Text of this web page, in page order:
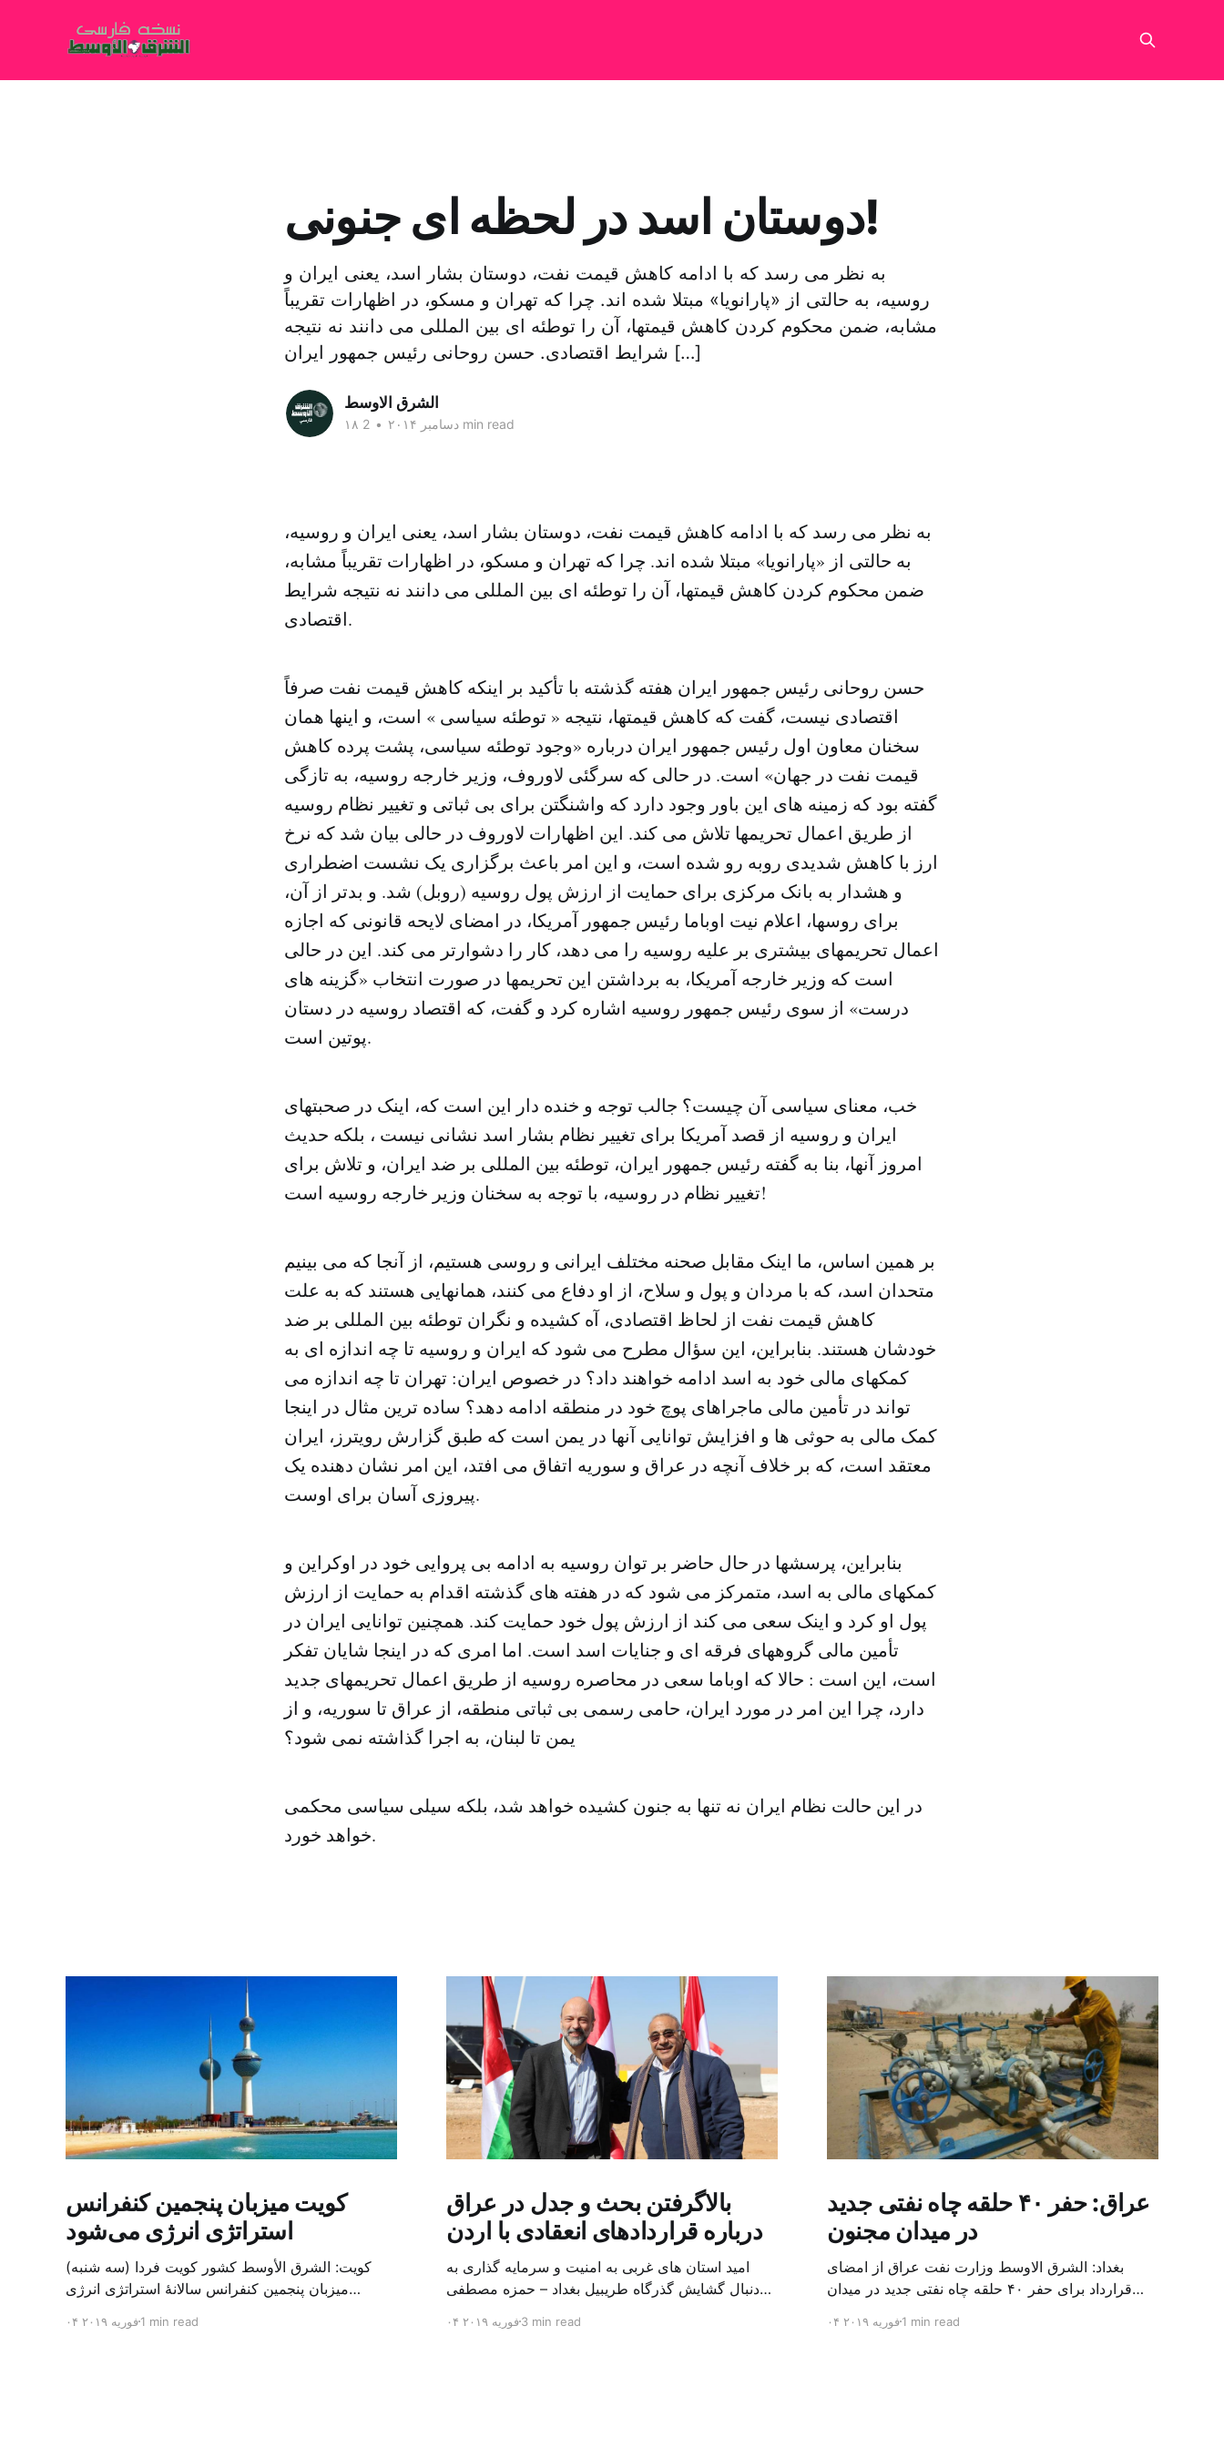
دوستان اسد در لحظه ای جنونی!
به نظر می رسد که با ادامه کاهش قیمت نفت، دوستان بشار اسد، یعنی ایران و
روسیه، به حالتی از «پارانویا» مبتلا شده اند. چرا که تهران و مسکو، در اظهارات تقریباً
مشابه، ضمن محکوم کردن کاهش قیمتها، آن را توطئه ای بین المللی می دانند نه نتیجه
شرایط اقتصادی. حسن روحانی رئیس جمهور ایران […]
الشرق الاوسط
۱۸ دسامبر ۲۰۱۴ • 2 min read
به نظر می رسد که با ادامه کاهش قیمت نفت، دوستان بشار اسد، یعنی ایران و روسیه،
به حالتی از «پارانویا» مبتلا شده اند. چرا که تهران و مسکو، در اظهارات تقریباً مشابه،
ضمن محکوم کردن کاهش قیمتها، آن را توطئه ای بین المللی می دانند نه نتیجه شرایط
اقتصادی.
حسن روحانی رئیس جمهور ایران هفته گذشته با تأکید بر اینکه کاهش قیمت نفت صرفاً
اقتصادی نیست، گفت که کاهش قیمتها، نتیجه « توطئه سیاسی » است، و اینها همان
سخنان معاون اول رئیس جمهور ایران درباره «وجود توطئه سیاسی، پشت پرده کاهش
قیمت نفت در جهان» است. در حالی که سرگئی لاوروف، وزیر خارجه روسیه، به تازگی
گفته بود که زمینه های این باور وجود دارد که واشنگتن برای بی ثباتی و تغییر نظام روسیه
از طریق اعمال تحریمها تلاش می کند. این اظهارات لاوروف در حالی بیان شد که نرخ
ارز با کاهش شدیدی روبه رو شده است، و این امر باعث برگزاری یک نشست اضطراری
و هشدار به بانک مرکزی برای حمایت از ارزش پول روسیه (روبل) شد. و بدتر از آن،
برای روسها، اعلام نیت اوباما رئیس جمهور آمریکا، در امضای لایحه قانونی که اجازه
اعمال تحریمهای بیشتری بر علیه روسیه را می دهد، کار را دشوارتر می کند. این در حالی
است که وزیر خارجه آمریکا، به برداشتن این تحریمها در صورت انتخاب «گزینه های
درست» از سوی رئیس جمهور روسیه اشاره کرد و گفت، که اقتصاد روسیه در دستان
پوتین است.
خب، معنای سیاسی آن چیست؟ جالب توجه و خنده دار این است که، اینک در صحبتهای
ایران و روسیه از قصد آمریکا برای تغییر نظام بشار اسد نشانی نیست ، بلکه حدیث
امروز آنها، بنا به گفته رئیس جمهور ایران، توطئه بین المللی بر ضد ایران، و تلاش برای
تغییر نظام در روسیه، با توجه به سخنان وزیر خارجه روسیه است!
بر همین اساس، ما اینک مقابل صحنه مختلف ایرانی و روسی هستیم، از آنجا که می بینیم
متحدان اسد، که با مردان و پول و سلاح، از او دفاع می کنند، همانهایی هستند که به علت
کاهش قیمت نفت از لحاظ اقتصادی، آه کشیده و نگران توطئه بین المللی بر ضد
خودشان هستند. بنابراین، این سؤال مطرح می شود که ایران و روسیه تا چه اندازه ای به
کمکهای مالی خود به اسد ادامه خواهند داد؟ در خصوص ایران: تهران تا چه اندازه می
تواند در تأمین مالی ماجراهای پوچ خود در منطقه ادامه دهد؟ ساده ترین مثال در اینجا
کمک مالی به حوثی ها و افزایش توانایی آنها در یمن است که طبق گزارش رویترز، ایران
معتقد است، که بر خلاف آنچه در عراق و سوریه اتفاق می افتد، این امر نشان دهنده یک
پیروزی آسان برای اوست.
بنابراین، پرسشها در حال حاضر بر توان روسیه به ادامه بی پروایی خود در اوکراین و
کمکهای مالی به اسد، متمرکز می شود که در هفته های گذشته اقدام به حمایت از ارزش
پول او کرد و اینک سعی می کند از ارزش پول خود حمایت کند. همچنین توانایی ایران در
تأمین مالی گروههای فرقه ای و جنایات اسد است. اما امری که در اینجا شایان تفکر
است، این است : حالا که اوباما سعی در محاصره روسیه از طریق اعمال تحریمهای جدید
دارد، چرا این امر در مورد ایران، حامی رسمی بی ثباتی منطقه، از عراق تا سوریه، و از
یمن تا لبنان، به اجرا گذاشته نمی شود؟
در این حالت نظام ایران نه تنها به جنون کشیده خواهد شد، بلکه سیلی سیاسی محکمی
خواهد خورد.
کویت میزبان پنجمین کنفرانس
استراتژی انرژی می‌شود
کویت: الشرق الأوسط کشور کویت فردا (سه شنبه)
میزبان پنجمین کنفرانس سالانهٔ استراتژی انرژی
الشرق الاوسط، حدود ۳۰۰ متخصص از شرکت‌های
۰۴ فوریه ۲۰۱۹1 min read
بالاگرفتن بحث و جدل در عراق
درباره قراردادهای انعقادی با اردن
امید استان های غربی به امنیت و سرمایه گذاری به
دنبال گشایش گذرگاه طریبیل بغداد – حمزه مصطفی
طریبیل توسط عادل عبد المهدی نخست وزیر عراق و
۰۴ فوریه ۲۰۱۹3 min read
عراق: حفر ۴۰ حلقه چاه نفتی جدید
در میدان مجنون
بغداد: الشرق الاوسط وزارت نفت عراق از امضای
قرارداد برای حفر ۴۰ حلقه چاه نفتی جدید در میدان
محمد خضیر مدعامل شرکت حفاری عراق روز یکشنبه
۰۴ فوریه ۲۰۱۹1 min read